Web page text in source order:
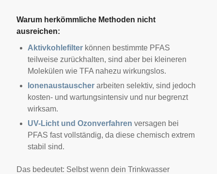
Warum herkömmliche Methoden nicht
ausreichen:
Aktivkohlefilterkönnen bestimmte PFAS
teilweise zurückhalten, sind aber bei kleineren
Molekülen wie TFA nahezu wirkungslos.
Ionenaustauscherarbeiten selektiv, sind jedoch
kosten- und wartungsintensiv und nur begrenzt
wirksam.
UV-Licht und Ozonverfahren versagen bei
PFAS fast vollständig, da diese chemisch extrem
stabil sind.
Das bedeutet: Selbst wenn dein Trinkwasser